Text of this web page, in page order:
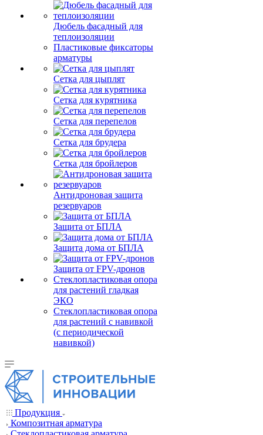
Дюбель фасадный для
теплоизоляции
Пластиковые фиксаторы
арматуры
Сетка для цыплят
Сетка для курятника
Сетка для перепелов
Сетка для брудера
Сетка для бройлеров
Антидроновая защита
резервуаров
Защита от БПЛА
Защита дома от БПЛА
Защита от FPV-дронов
Стеклопластиковая опора
для растений гладкая
ЭКО
Стеклопластиковая опора
для растений с навивкой
(с периодической
навивкой)
Продукция
Композитная арматура